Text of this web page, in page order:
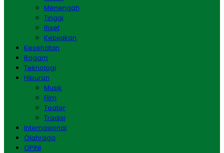
Menengah
Tinggi
Riset
Kebijakan
Kesehatan
Ragam
Teknologi
Hiburan
Musik
Film
Teater
Tradisi
Internasional
Olahraga
OPINI